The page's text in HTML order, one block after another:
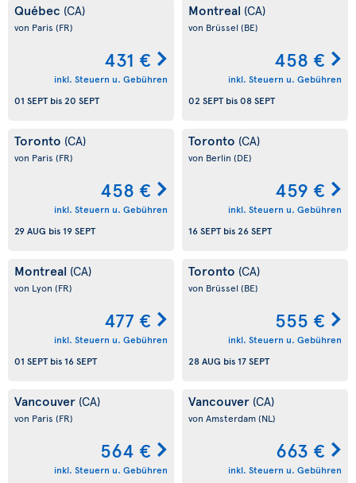
Québec (CA)
von Paris (FR)
431 €
inkl. Steuern u. Gebühren
01 SEPTbis20 SEPT
Montreal (CA)
von Brüssel (BE)
458 €
inkl. Steuern u. Gebühren
02 SEPTbis08 SEPT
Toronto (CA)
von Paris (FR)
458 €
inkl. Steuern u. Gebühren
29 AUG bis 19 SEPT
Toronto (CA)
von Berlin (DE)
459 €
inkl. Steuern u. Gebühren
16 SEPTbis26 SEPT
Montreal (CA)
von Lyon (FR)
477 €
inkl. Steuern u. Gebühren
01 SEPTbis 16 SEPT
Toronto (CA)
von Brüssel (BE)
555 €
inkl. Steuern u. Gebühren
28 AUG bis 17 SEPT
Vancouver (CA)
von Paris (FR)
564 €
inkl. Steuern u. Gebühren
Vancouver (CA)
von Amsterdam(NL)
663 €
inkl. Steuern u. Gebühren